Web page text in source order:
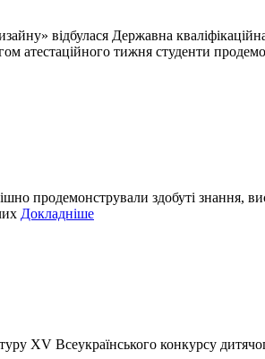
відбулася Державна кваліфікаційна
атестаційного тижня студенти
продемонстрували здобуті знання,
Докладніше
ХV Всеукраїнського конкурсу